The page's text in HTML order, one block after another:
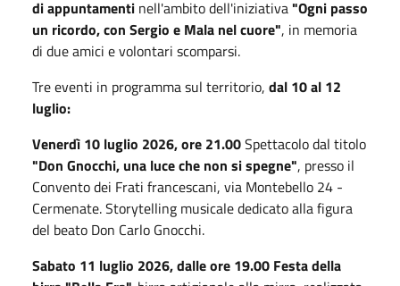
di appuntamenti nell'ambito dell'iniziativa"Ogni passo
un ricordo, con Sergio e Mala nel cuore", in memoria
di due amici e volontari scomparsi.
Tre eventi in programma sul territorio, dal 10 al 12
luglio:
Venerdì 10 luglio 2026, ore 21.00Spettacolo dal titolo
"Don Gnocchi, una luce che non si spegne", presso il
Convento dei Frati francescani, via Montebello 24 -
Cermenate. Storytelling musicale dedicato alla figura
del beato Don Carlo Gnocchi.
Sabato 11 luglio 2026, dalle ore 19.00 Festa della